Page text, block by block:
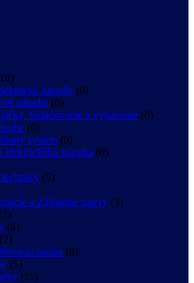
náradie (0)
náradie (0)
Skladovanie a vybavenie (0)
(0)
systém (0)
elektrického náradia (0)
(5)
a Základne nátery (3)
(2)
(4)
(2)
lazúra (0)
(5)
(11)